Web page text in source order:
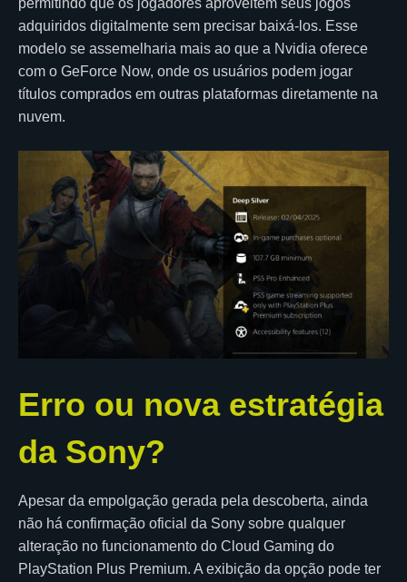
adquiridos digitalmente sem precisar baixá-los. Esse
modelo se assemelharia mais ao que a Nvidia oferece
com o GeForce Now, onde os usuários podem jogar
títulos comprados em outras plataformas diretamente na
nuvem.
Erro ou nova estratégia
da Sony?
Apesar da empolgação gerada pela descoberta, ainda
não há confirmação oficial da Sony sobre qualquer
alteração no funcionamento do Cloud Gaming do
PlayStation Plus Premium. A exibição da opção pode ter